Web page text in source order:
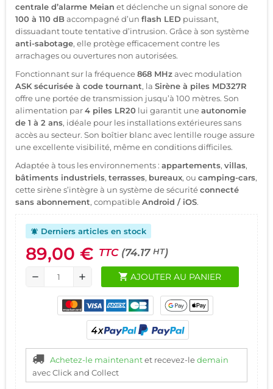
centrale d’alarme Meian et déclenche un signal sonore de
100 à 110 dBaccompagné d’un flash LED puissant,
dissuadant toute tentative d’intrusion. Grâce à son système
anti-sabotage, elle protège efficacement contre les
arrachages ou ouvertures non autorisées.
Fonctionnant sur la fréquence868 MHzavec modulation
ASK sécurisée à code tournant, la Sirène à piles MD327R
offre une portée de transmission jusqu’à 100 mètres. Son
alimentation par4 piles LR20 lui garantit uneautonomie
de 1 à 2 ans, idéale pour les installations extérieures sans
accès au secteur. Son boîtier blanc avec lentille rouge assure
une excellente visibilité, même en conditions difficiles.
Adaptée à tous les environnements : appartements, villas,
bâtiments industriels, terrasses, bureaux, ou camping-cars,
cette sirène s’intègre à un système de sécuritéconnecté
sans abonnement, compatibleAndroid / iOS.
notifications_active Derniers articles en stock
89,00 € TTC (74.17 HT)
remove add shopping_cart AJOUTER AU PANIER
Achetez-le maintenantet recevez-ledemain
avec Click and Collect